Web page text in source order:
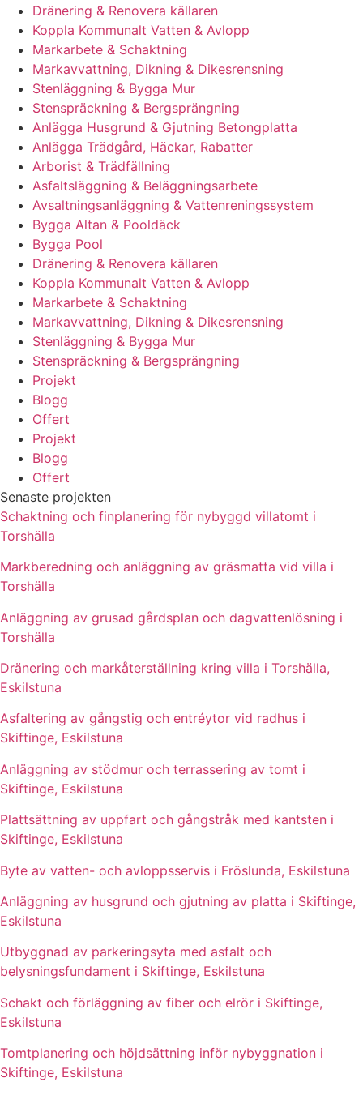
Dränering & Renovera källaren
Koppla Kommunalt Vatten & Avlopp
Markarbete & Schaktning
Markavvattning, Dikning & Dikesrensning
Stenläggning & Bygga Mur
Stenspräckning & Bergsprängning
Anlägga Husgrund & Gjutning Betongplatta
Anlägga Trädgård, Häckar, Rabatter
Arborist & Trädfällning
Asfaltsläggning & Beläggningsarbete
Avsaltningsanläggning & Vattenreningssystem
Bygga Altan & Pooldäck
Bygga Pool
Dränering & Renovera källaren
Koppla Kommunalt Vatten & Avlopp
Markarbete & Schaktning
Markavvattning, Dikning & Dikesrensning
Stenläggning & Bygga Mur
Stenspräckning & Bergsprängning
Projekt
Blogg
Offert
Projekt
Blogg
Offert
Senaste projekten
Schaktning och finplanering för nybyggd villatomt i
Torshälla
Markberedning och anläggning av gräsmatta vid villa i
Torshälla
Anläggning av grusad gårdsplan och dagvattenlösning i
Torshälla
Dränering och markåterställning kring villa i Torshälla,
Eskilstuna
Asfaltering av gångstig och entréytor vid radhus i
Skiftinge, Eskilstuna
Anläggning av stödmur och terrassering av tomt i
Skiftinge, Eskilstuna
Plattsättning av uppfart och gångstråk med kantsten i
Skiftinge, Eskilstuna
Byte av vatten- och avloppsservis i Fröslunda, Eskilstuna
Anläggning av husgrund och gjutning av platta i Skiftinge,
Eskilstuna
Utbyggnad av parkeringsyta med asfalt och
belysningsfundament i Skiftinge, Eskilstuna
Schakt och förläggning av fiber och elrör i Skiftinge,
Eskilstuna
Tomtplanering och höjdsättning inför nybyggnation i
Skiftinge, Eskilstuna